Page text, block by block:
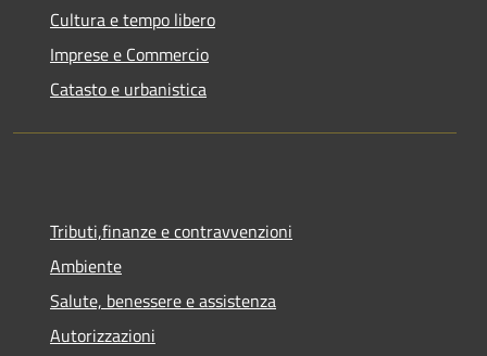
Cultura e tempo libero
Imprese e Commercio
Catasto e urbanistica
Tributi,finanze e contravvenzioni
Ambiente
Salute, benessere e assistenza
Autorizzazioni